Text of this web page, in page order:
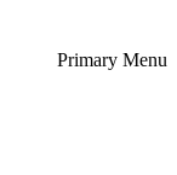
Primary Menu